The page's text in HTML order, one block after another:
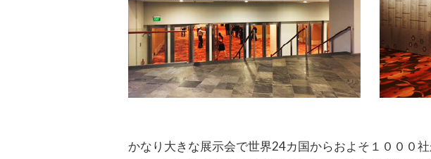
かなり大きな展示会で世界24カ国からおよそ１０００社